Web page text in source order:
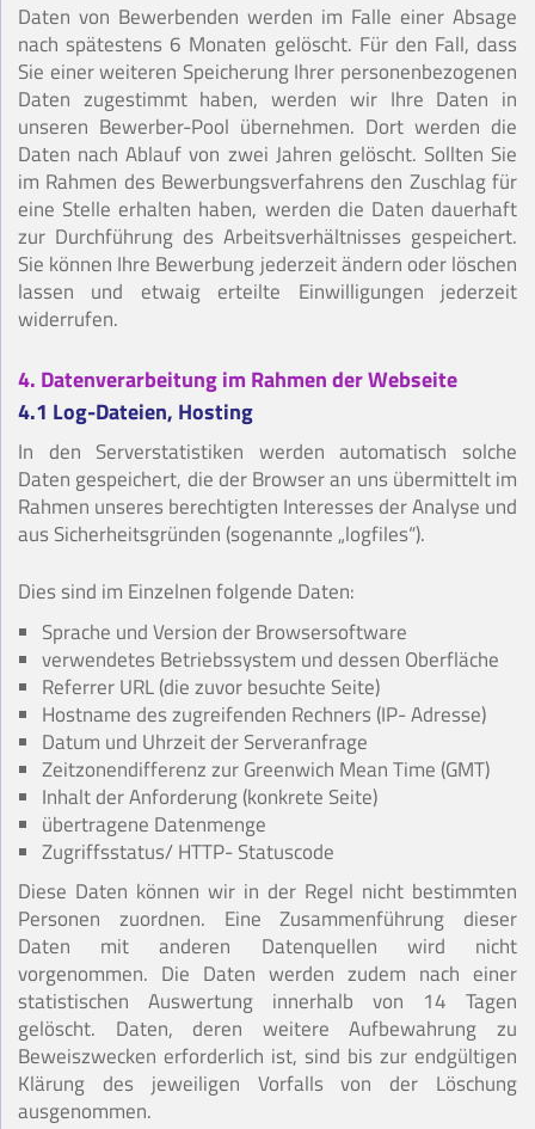
Daten von Bewerbenden werden im Falle einer Absage
nach spätestens 6 Monaten gelöscht. Für den Fall, dass
Sie einer weiteren Speicherung Ihrer personenbezogenen
Daten zugestimmt haben, werden wir Ihre Daten in
unseren Bewerber-Pool übernehmen. Dort werden die
Daten nach Ablauf von zwei Jahren gelöscht. Sollten Sie
im Rahmen des Bewerbungsverfahrens den Zuschlag für
eine Stelle erhalten haben, werden die Daten dauerhaft
zur Durchführung des Arbeitsverhältnisses gespeichert.
Sie können Ihre Bewerbung jederzeit ändern oder löschen
lassen und etwaig erteilte Einwilligungen jederzeit
widerrufen.
4. Datenverarbeitung im Rahmen der Webseite
4.1 Log-Dateien, Hosting
In den Serverstatistiken werden automatisch solche
Daten gespeichert, die der Browser an uns übermittelt im
Rahmen unseres berechtigten Interesses der Analyse und
aus Sicherheitsgründen (sogenannte „logfiles“).
Dies sind im Einzelnen folgende Daten:
Sprache und Version der Browsersoftware
verwendetes Betriebssystem und dessen Oberfläche
Referrer URL (die zuvor besuchte Seite)
Hostname des zugreifenden Rechners (IP- Adresse)
Datum und Uhrzeit der Serveranfrage
Zeitzonendifferenz zur Greenwich Mean Time (GMT)
Inhalt der Anforderung (konkrete Seite)
übertragene Datenmenge
Zugriffsstatus/ HTTP- Statuscode
Diese Daten können wir in der Regel nicht bestimmten
Personen zuordnen. Eine Zusammenführung dieser
Daten mit anderen Datenquellen wird nicht
vorgenommen. Die Daten werden zudem nach einer
statistischen Auswertung innerhalb von 14 Tagen
gelöscht. Daten, deren weitere Aufbewahrung zu
Beweiszwecken erforderlich ist, sind bis zur endgültigen
Klärung des jeweiligen Vorfalls von der Löschung
ausgenommen.